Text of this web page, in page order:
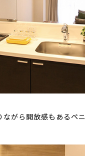
がら開放感もあるペ